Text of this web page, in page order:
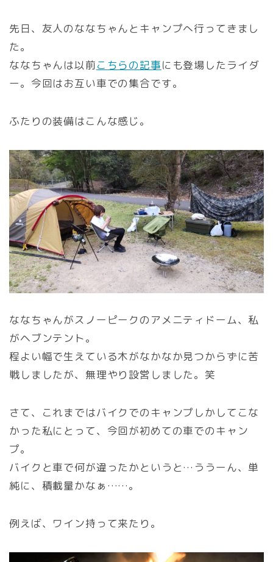
先日、友人のななちゃんとキャンプへ行ってきまし
た。
ななちゃんは以前こちらの記事にも登場したライダ
ー。今回はお互い車での集合です。
ふたりの装備はこんな感じ。
ななちゃんがスノーピークのアメニティドーム、私
がヘブンテント。
程よい幅で生えている木がなかなか見つからずに苦
戦しましたが、無理やり設営しました。笑
さて、これまではバイクでのキャンプしかしてこな
かった私にとって、今回が初めての車でのキャン
プ。
バイクと車で何が違ったかというと…ううーん、単
純に、積載量かなぁ……。
例えば、ワイン持って来たり。